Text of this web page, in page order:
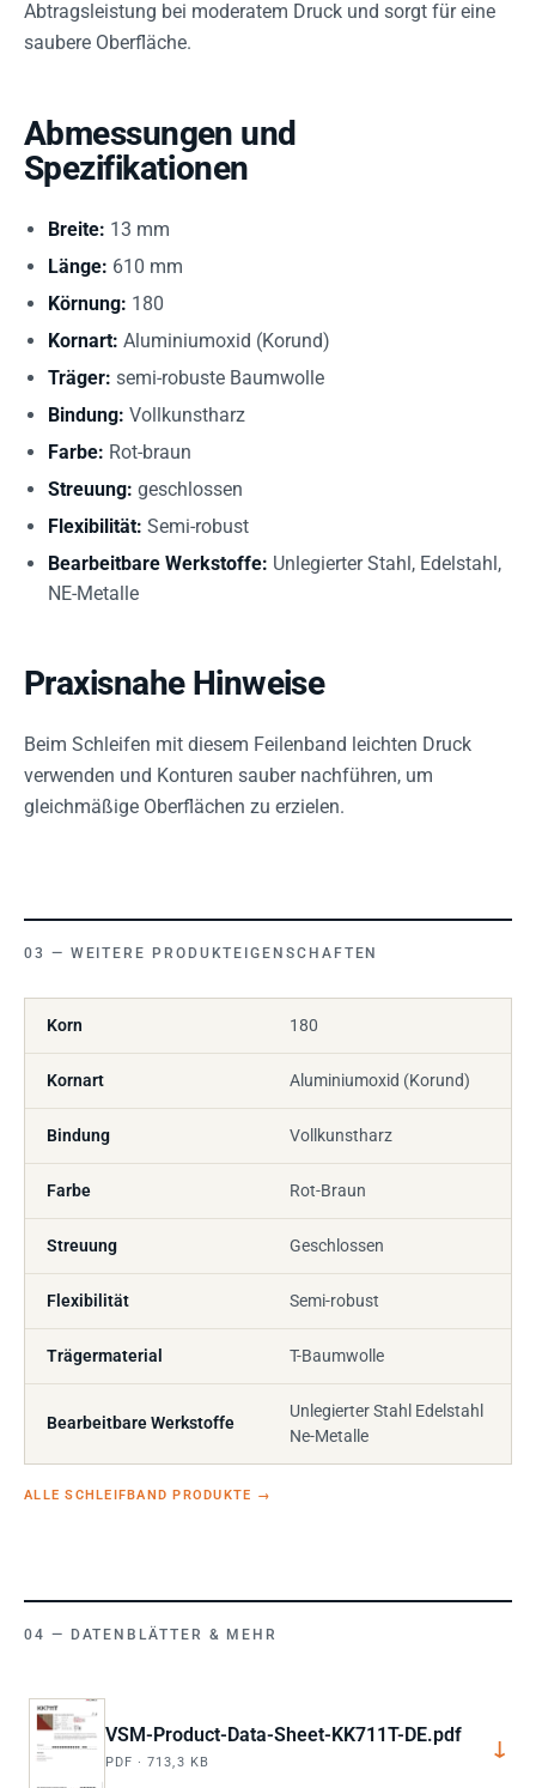
Abtragsleistung bei moderatem Druck und sorgt für eine
saubere Oberfläche.
Abmessungen und
Spezifikationen
Breite: 13 mm
Länge: 610 mm
Körnung: 180
Kornart: Aluminiumoxid (Korund)
Träger: semi-robuste Baumwolle
Bindung: Vollkunstharz
Farbe: Rot-braun
Streuung: geschlossen
Flexibilität: Semi-robust
Bearbeitbare Werkstoffe: Unlegierter Stahl, Edelstahl,
NE-Metalle
Praxisnahe Hinweise
Beim Schleifen mit diesem Feilenband leichten Druck
verwenden und Konturen sauber nachführen, um
gleichmäßige Oberflächen zu erzielen.
WEITERE PRODUKTEIGENSCHAFTEN
Korn 180
Kornart Aluminiumoxid (Korund)
Bindung Vollkunstharz
Farbe Rot-Braun
Streuung Geschlossen
Flexibilität Semi-robust
Trägermaterial T-Baumwolle
Bearbeitbare Werkstoffe
Unlegierter Stahl Edelstahl
Ne-Metalle
ALLE SCHLEIFBAND PRODUKTE →
DATENBLÄTTER & MEHR
VSM-Product-Data-Sheet-KK711T-DE.pdf
PDF · 713,3 KB
↓